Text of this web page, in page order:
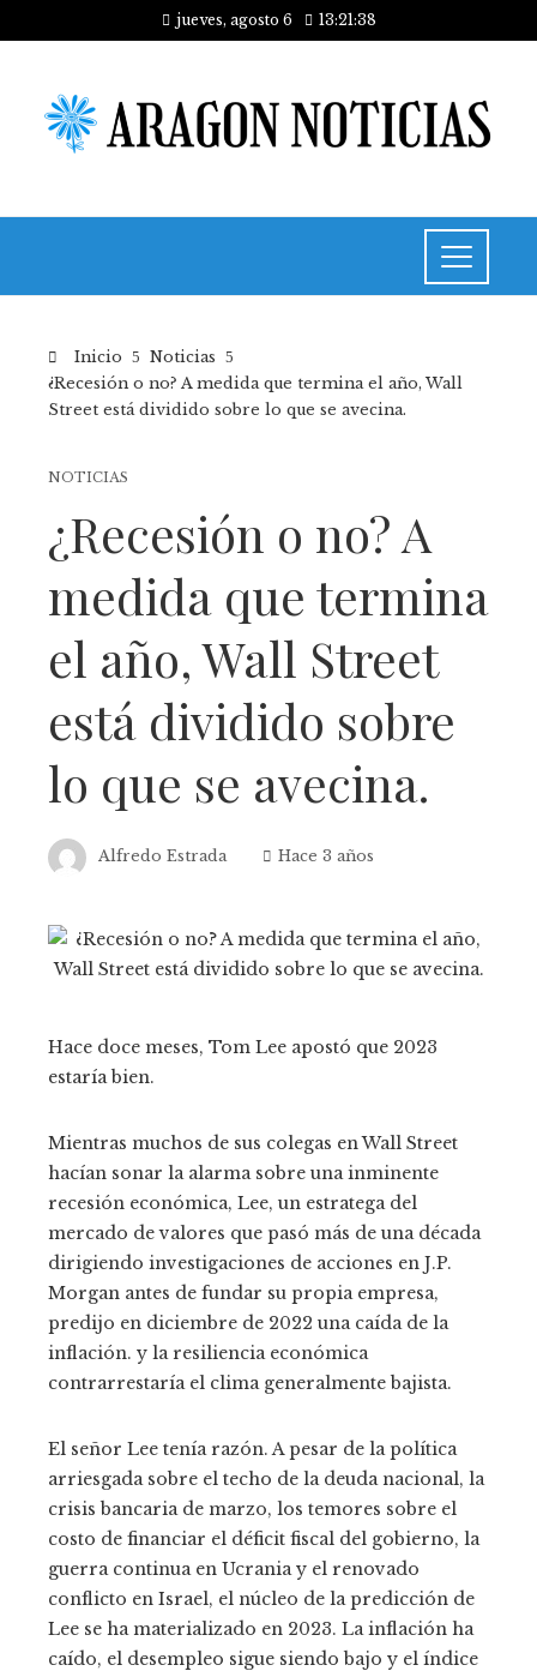
jueves, agosto 6 13:21:39
Inicio
Noticias
¿Recesión o no? A medida que termina el año, Wall
Street está dividido sobre lo que se avecina.
NOTICIAS
¿Recesión o no? A
medida que termina
el año, Wall Street
está dividido sobre
lo que se avecina.
Alfredo Estrada Hace 3 años
Hace doce meses, Tom Lee apostó que 2023
estaría bien.
Mientras muchos de sus colegas en Wall Street
hacían sonar la alarma sobre una inminente
recesión económica, Lee, un estratega del
mercado de valores que pasó más de una década
dirigiendo investigaciones de acciones en J.P.
Morgan antes de fundar su propia empresa,
predijo en diciembre de 2022 una caída de la
inflación. y la resiliencia económica
contrarrestaría el clima generalmente bajista.
El señor Lee tenía razón. A pesar de la política
arriesgada sobre el techo de la deuda nacional, la
crisis bancaria de marzo, los temores sobre el
costo de financiar el déficit fiscal del gobierno, la
guerra continua en Ucrania y el renovado
conflicto en Israel, el núcleo de la predicción de
Lee se ha materializado en 2023. La inflación ha
caído, el desempleo sigue siendo bajo y el índice